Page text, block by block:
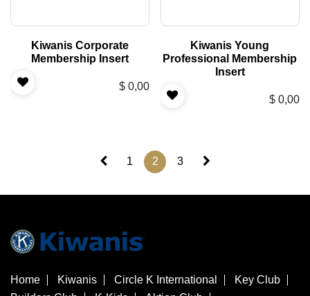
Kiwanis Corporate
Membership Insert
$ 0,00
Kiwanis Young
Professional Membership
Insert
$ 0,00
1 2 3
Home Kiwanis Circle K International
Key Club